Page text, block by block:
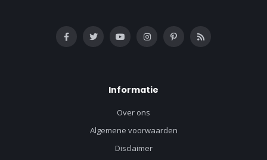
Informatie
Over ons
Algemene voorwaarden
Disclaimer